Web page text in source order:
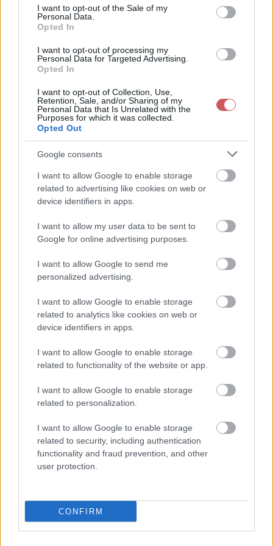
consent section.
I want to opt-out of the Sale of my
Personal Data.
Opted In
I want to opt-out of processing my
Personal Data for Targeted Advertising.
Opted In
I want to opt-out of Collection, Use,
Retention, Sale, and/or Sharing of my
Personal Data that Is Unrelated with the
Purposes for which it was collected.
Opted Out
Google consents
I want to allow Google to enable storage
related to advertising like cookies on web or
device identifiers in apps.
I want to allow my user data to be sent to
Google for online advertising purposes.
I want to allow Google to send me
personalized advertising.
I want to allow Google to enable storage
related to analytics like cookies on web or
device identifiers in apps.
I want to allow Google to enable storage
related to functionality of the website or app.
I want to allow Google to enable storage
related to personalization.
I want to allow Google to enable storage
related to security, including authentication
functionality and fraud prevention, and other
user protection.
CONFIRM
ICON)
előterében szombaton már nedvesebb levegő érkezik
hazánk fölé, ennek köszönhetően a megnövekvő gomolyfelhőkből
a Dunántúlon és a Duna-Tisza köze egyes területein, majd a
délután második felétől, estefelé helyenként (legnagyobb eséllyel
nyugaton) kialakulhat
zápor , zivatar
környezet okán szélerősödés ésjégeső is kísérheti.
Vasárnap éjszaka a
az ország középső részén) további záporok, zivatarok
kialakulására lehet számítani. A felhőknek és az egyre többfelé
megélénkülő északi szélnek köszönhetően igen enyhe lesz a
hajnal - nem egy helyen mérhetünk majd 20 fok feletti értékeket.
Vasárnap napközben továbbra is marad a változékony idő és
elszórtan számíthatunk további záporok, zivatarok kialakulására,
legkisebb eséllyel északnyugaton. Vasárnap délután a hőmérséklet
az ország északnyugati felén 30 fok alatt maradhat, ezzel szemben
délkeleten még pár fokkal 30 fölé is emelkedhet.